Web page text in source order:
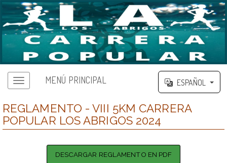
MENÚ PRINCIPAL ESPAÑOL
REGLAMENTO - VIII 5KM CARRERA
POPULAR LOS ABRIGOS 2024
DESCARGAR REGLAMENTO EN PDF